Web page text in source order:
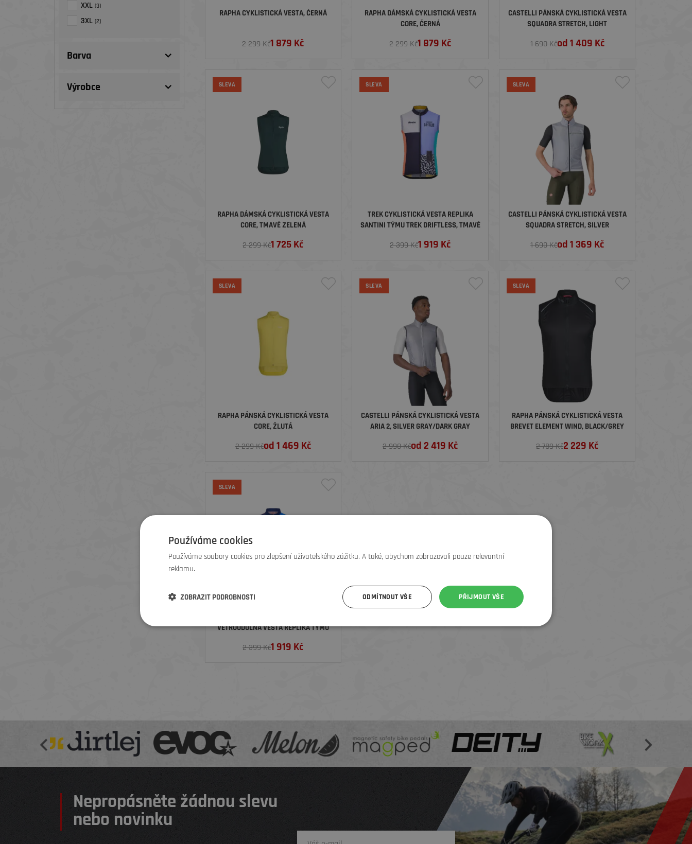
XXL (3)
3XL (2)
Barva
Výrobce
RAPHA CYKLISTICKÁ VESTA, ČERNÁ
2 299 Kč1 879 Kč
RAPHA DÁMSKÁ CYKLISTICKÁ VESTA
CORE, ČERNÁ
2 299 Kč1 879 Kč
CASTELLI PÁNSKÁ CYKLISTICKÁ VESTA
SQUADRA STRETCH, LIGHT
1 690 Kčod1 409 Kč
SLEVA
RAPHA DÁMSKÁ CYKLISTICKÁ VESTA
CORE, TMAVĚ ZELENÁ
2 299 Kč1 725Kč
SLEVA
TREK CYKLISTICKÁ VESTA REPLIKA
SANTINI TÝMU TREK DRIFTLESS, TMAVĚ
2 399 Kč1 919 Kč
SLEVA
CASTELLI PÁNSKÁ CYKLISTICKÁ VESTA
SQUADRA STRETCH, SILVER
1 690 Kčod1 369 Kč
SLEVA
RAPHA PÁNSKÁ CYKLISTICKÁ VESTA
CORE, ŽLUTÁ
2 299 Kčod1 469 Kč
SLEVA
CASTELLI PÁNSKÁ CYKLISTICKÁ VESTA
ARIA 2, SILVER GRAY/DARK GRAY
2 990 Kčod 2 419 Kč
SLEVA
RAPHA PÁNSKÁ CYKLISTICKÁ VESTA
BREVET ELEMENT WIND, BLACK/GREY
2 789 Kč2 229 Kč
SLEVA
VĚTRUODOLNÁ VESTA REPLIKA TÝMU
ŽLUTÁ
2 399 Kč1 919 Kč
Nepropásněte žádnou slevu
nebo novinku
Používáme cookies
Používáme soubory cookies pro zlepšení uživatelského zážitku. A také, abychom zobrazovali pouze relevantní
reklamu.
PŘIJMOUT VŠE
ODMÍTNOUT VŠE
ZOBRAZIT PODROBNOSTI